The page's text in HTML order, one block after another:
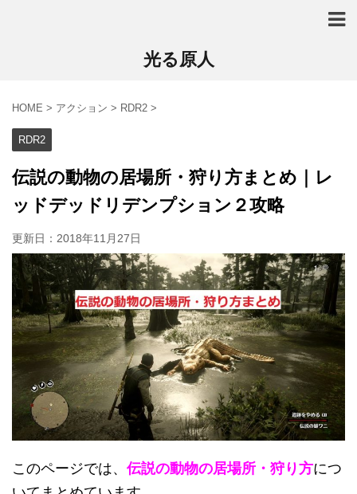
光る原人
HOME > アクション > RDR2 >
RDR2
伝説の動物の居場所・狩り方まとめ｜レ
ッドデッドリデンプション２攻略
更新日： 2018年11月27日
このページでは、伝説の動物の居場所・狩り方につ